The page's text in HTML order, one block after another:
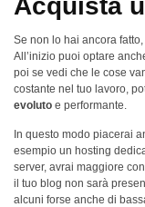
Acquista
Se non lo hai ancora
All’inizio puoi optare
poi se vedi che le cose
costante nel tuo lavoro,
evoluto e performante.
In questo modo piacerai
esempio un hosting
server, avrai maggiore
il tuo blog non sarà
alcuni forse anche di